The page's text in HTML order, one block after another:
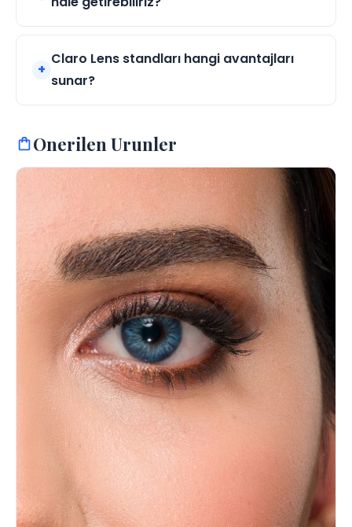
Claro Lens standları hangi avantajları
sunar?
Onerilen Urunler